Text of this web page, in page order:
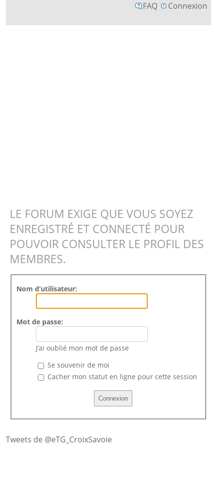
FAQ Connexion
LE FORUM EXIGE QUE VOUS SOYEZ
ENREGISTRÉ ET CONNECTÉ POUR
POUVOIR CONSULTER LE PROFIL DES
MEMBRES.
Nom d’utilisateur:
Mot de passe:
J’ai oublié mon mot de passe
Se souvenir de moi
Cacher mon statut en ligne pour cette session
Tweets de @eTG_CroixSavoie